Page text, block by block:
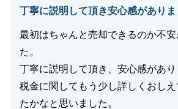
丁寧に説明して頂き安心感がありま
最初はちゃんと売却できるのか不
た。
丁寧に説明して頂き、安心感があり
税金に関してもう少し詳しくおし
たかなと思いました。